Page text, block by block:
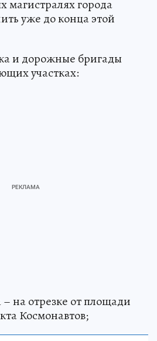
магистралях города
уже до конца этой
и дорожные бригады
участках:
на отрезке от площади
Космонавтов;